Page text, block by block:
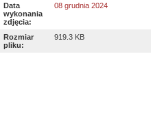
Data
wykonania
zdjęcia:
08 grudnia 2024
Rozmiar
pliku:
919.3 KB